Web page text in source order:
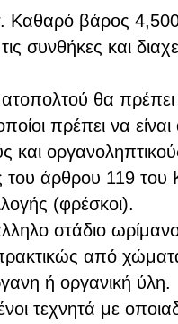
Καθαρό βάρος
και
θα πρέπει
πρέπει να
και
του άρθρου 119
(φρέσκοι).
στάδιο
από
ή οργανική ύλη.
τεχνητά με